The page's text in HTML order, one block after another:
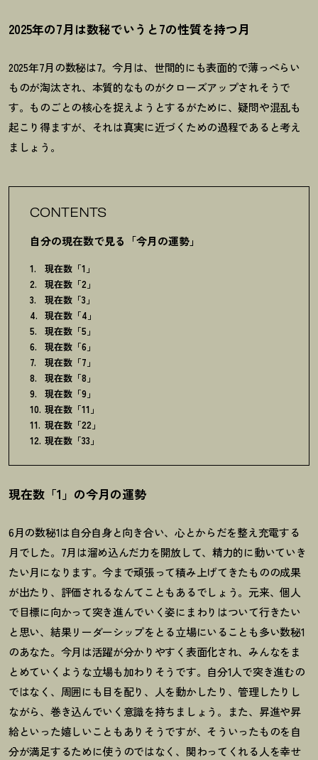
2025年の7月は数秘でいうと7の性質を持つ月
2025年7月の数秘は7。今月は、世間的にも表面的で薄っぺらい
ものが淘汰され、本質的なものがクローズアップされそうで
す。ものごとの核心を捉えようとするがために、疑問や混乱も
起こり得ますが、それは真実に近づくための過程であると考え
ましょう。
CONTENTS
自分の現在数で見る「今月の運勢」
現在数「1」
現在数「2」
現在数「3」
現在数「4」
現在数「5」
現在数「6」
現在数「7」
現在数「8」
現在数「9」
現在数「11」
現在数「22」
現在数「33」
現在数「1」の今月の運勢
6月の数秘1は自分自身と向き合い、心とからだを整え充電する
月でした。 7月は溜め込んだ力を開放して、精力的に動いていき
たい月になります。今まで頑張って積み上げてきたものの成果
が出たり、評価されるなんてこともあるでしょう。元来、個人
で目標に向かって突き進んでいく姿にまわりはついて行きたい
と思い、結果リーダーシップをとる立場にいることも多い数秘1
のあなた。今月は活躍が分かりやすく表面化され、みんなをま
とめていくような立場も加わりそうです。自分1人で突き進むの
ではなく、周囲にも目を配り、人を動かしたり、管理したりし
ながら、巻き込んでいく意識を持ちましょう。また、昇進や昇
給といった嬉しいこともありそうですが、そういったものを自
分が満足するために使うのではなく、関わってくれる人を幸せ